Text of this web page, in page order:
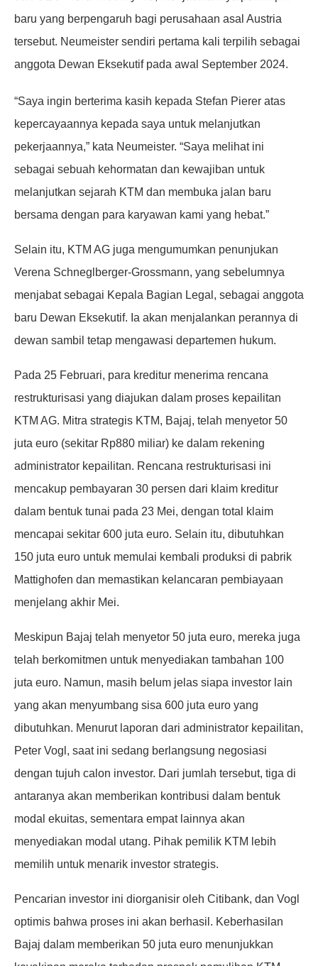
baru yang berpengaruh bagi perusahaan asal Austria
tersebut. Neumeister sendiri pertama kali terpilih sebagai
anggota Dewan Eksekutif pada awal September 2024.
“Saya ingin berterima kasih kepada Stefan Pierer atas
kepercayaannya kepada saya untuk melanjutkan
pekerjaannya,” kata Neumeister. “Saya melihat ini
sebagai sebuah kehormatan dan kewajiban untuk
melanjutkan sejarah KTM dan membuka jalan baru
bersama dengan para karyawan kami yang hebat.”
Selain itu, KTM AG juga mengumumkan penunjukan
Verena Schneglberger-Grossmann, yang sebelumnya
menjabat sebagai Kepala Bagian Legal, sebagai anggota
baru Dewan Eksekutif. Ia akan menjalankan perannya di
dewan sambil tetap mengawasi departemen hukum.
Pada 25 Februari, para kreditur menerima rencana
restrukturisasi yang diajukan dalam proses kepailitan
KTM AG. Mitra strategis KTM, Bajaj, telah menyetor 50
juta euro (sekitar Rp880 miliar) ke dalam rekening
administrator kepailitan. Rencana restrukturisasi ini
mencakup pembayaran 30 persen dari klaim kreditur
dalam bentuk tunai pada 23 Mei, dengan total klaim
mencapai sekitar 600 juta euro. Selain itu, dibutuhkan
150 juta euro untuk memulai kembali produksi di pabrik
Mattighofen dan memastikan kelancaran pembiayaan
menjelang akhir Mei.
Meskipun Bajaj telah menyetor 50 juta euro, mereka juga
telah berkomitmen untuk menyediakan tambahan 100
juta euro. Namun, masih belum jelas siapa investor lain
yang akan menyumbang sisa 600 juta euro yang
dibutuhkan. Menurut laporan dari administrator kepailitan,
Peter Vogl, saat ini sedang berlangsung negosiasi
dengan tujuh calon investor. Dari jumlah tersebut, tiga di
antaranya akan memberikan kontribusi dalam bentuk
modal ekuitas, sementara empat lainnya akan
menyediakan modal utang. Pihak pemilik KTM lebih
memilih untuk menarik investor strategis.
Pencarian investor ini diorganisir oleh Citibank, dan Vogl
optimis bahwa proses ini akan berhasil. Keberhasilan
Bajaj dalam memberikan 50 juta euro menunjukkan